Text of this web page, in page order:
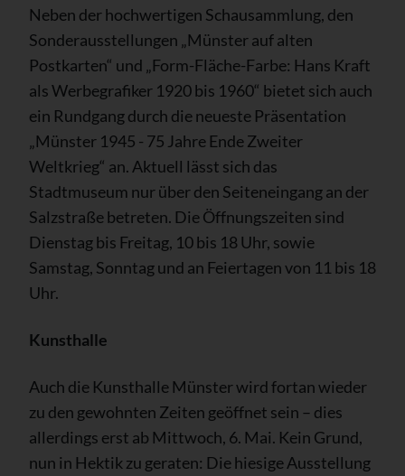
Neben der hochwertigen Schausammlung, den
Sonderausstellungen „Münster auf alten
Postkarten“ und „Form-Fläche-Farbe: Hans Kraft
als Werbegrafiker 1920 bis 1960“ bietet sich auch
ein Rundgang durch die neueste Präsentation
„Münster 1945 - 75 Jahre Ende Zweiter
Weltkrieg“ an. Aktuell lässt sich das
Stadtmuseum nur über den Seiteneingang an der
Salzstraße betreten. Die Öffnungszeiten sind
Dienstag bis Freitag, 10 bis 18 Uhr, sowie
Samstag, Sonntag und an Feiertagen von 11 bis 18
Uhr.
Kunsthalle
Auch die Kunsthalle Münster wird fortan wieder
zu den gewohnten Zeiten geöffnet sein – dies
allerdings erst ab Mittwoch, 6. Mai. Kein Grund,
nun in Hektik zu geraten: Die hiesige Ausstellung